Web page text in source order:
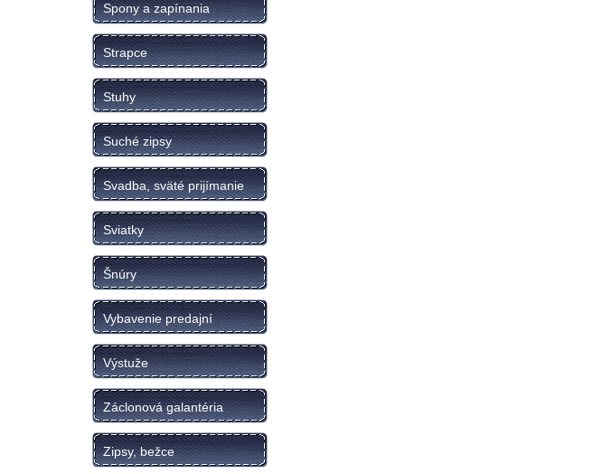
Spony a zapínania
Strapce
Stuhy
Suché zipsy
Svadba, sväté prijímanie
Sviatky
Šnúry
Vybavenie predajní
Výstuže
Záclonová galantéria
Zipsy, bežce